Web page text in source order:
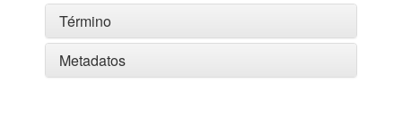
Término
Metadatos